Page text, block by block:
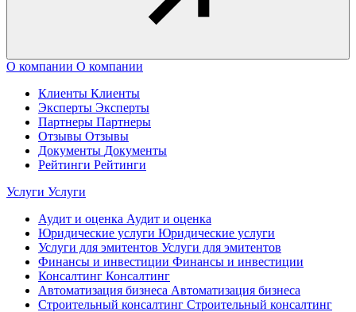
О компании О компании
Клиенты Клиенты
Эксперты Эксперты
Партнеры Партнеры
Отзывы Отзывы
Документы Документы
Рейтинги Рейтинги
Услуги Услуги
Аудит и оценка Аудит и оценка
Юридические услуги Юридические услуги
Услуги для эмитентов Услуги для эмитентов
Финансы и инвестиции Финансы и инвестиции
Консалтинг Консалтинг
Автоматизация бизнеса Автоматизация бизнеса
Строительный консалтинг Строительный консалтинг